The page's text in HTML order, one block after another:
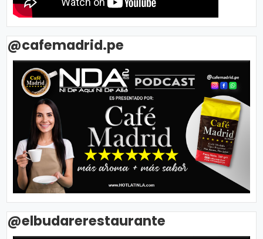
@cafemadrid.pe
@elbudarerestaurante